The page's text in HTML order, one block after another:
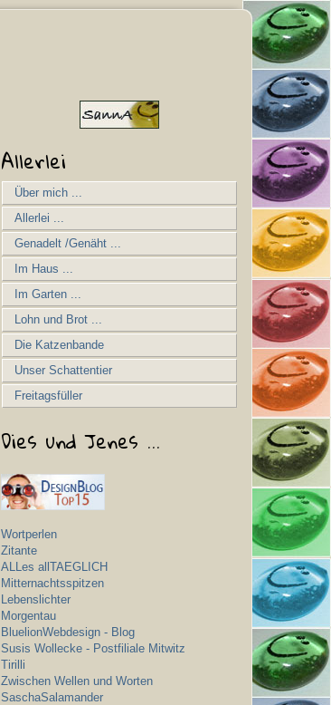
Allerlei
Über mich ...
Allerlei ...
Genadelt /Genäht ...
Im Haus ...
Im Garten ...
Lohn und Brot ...
Die Katzenbande
Unser Schattentier
Freitagsfüller
Dies und Jenes ...
Wortperlen
Zitante
ALLes allTAEGLICH
Mitternachtsspitzen
Lebenslichter
Morgentau
BluelionWebdesign - Blog
Susis Wollecke - Postfiliale Mitwitz
Tirilli
Zwischen Wellen und Worten
SaschaSalamander